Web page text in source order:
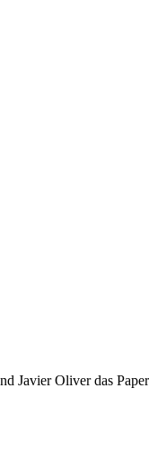
Javier Oliver das